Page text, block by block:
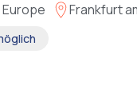
Frankfurt